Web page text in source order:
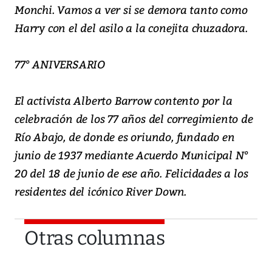
Monchi. Vamos a ver si se demora tanto como
Harry con el del asilo a la conejita chuzadora.
77° ANIVERSARIO
El activista Alberto Barrow contento por la
celebración de los 77 años del corregimiento de
Río Abajo, de donde es oriundo, fundado en
junio de 1937 mediante Acuerdo Municipal N°
20 del 18 de junio de ese año. Felicidades a los
residentes del icónico River Down.
Otras columnas